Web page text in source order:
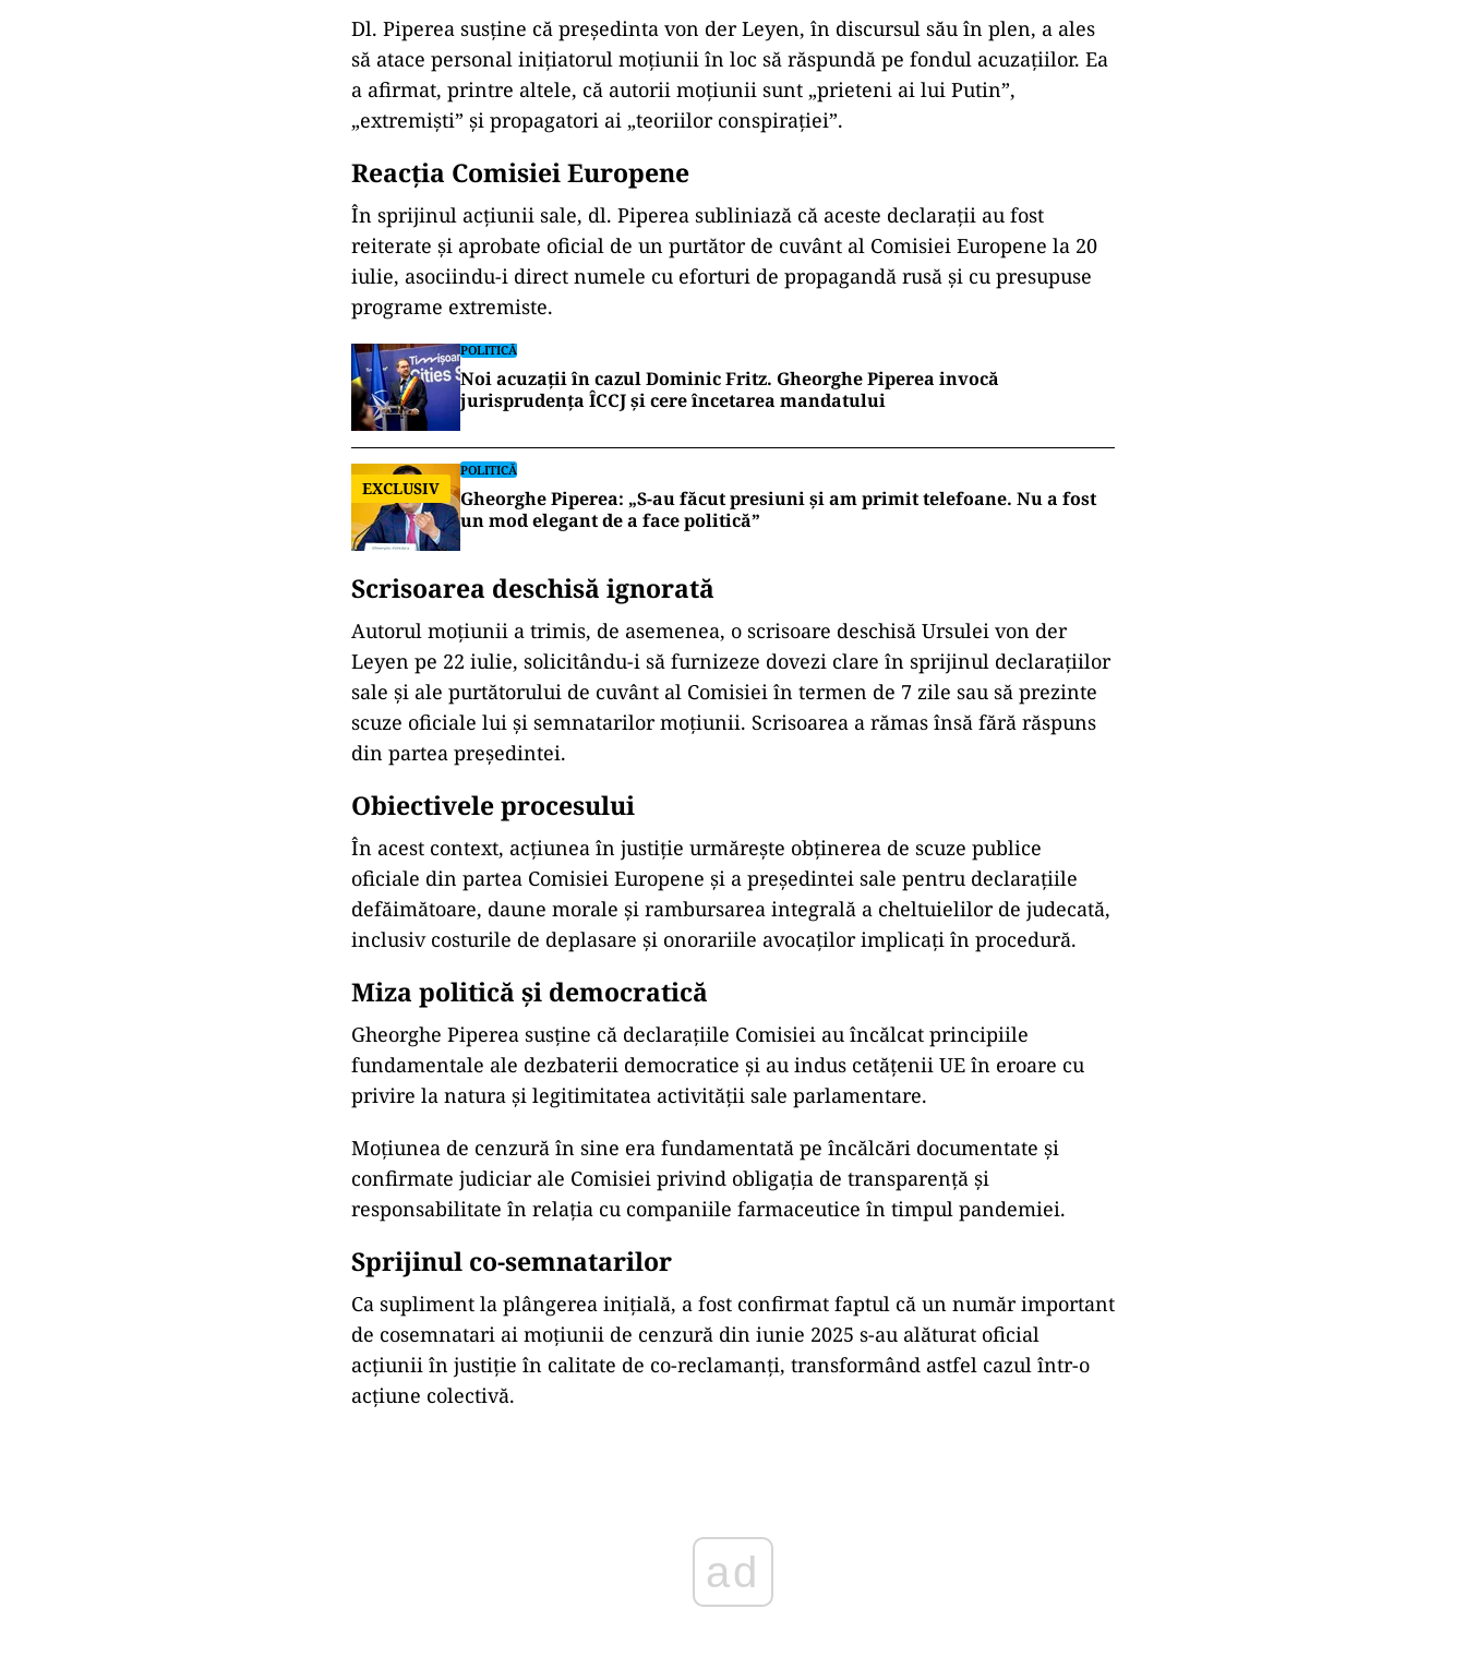
Dl. Piperea susține că președinta von der Leyen, în discursul său în plen, a ales
să atace personal inițiatorul moțiunii în loc să răspundă pe fondul acuzațiilor. Ea
a afirmat, printre altele, că autorii moțiunii sunt „prieteni ai lui Putin”,
„extremiști” și propagatori ai „teoriilor conspirației”.
Reacția Comisiei Europene
În sprijinul acțiunii sale, dl. Piperea subliniază că aceste declarații au fost
reiterate și aprobate oficial de un purtător de cuvânt al Comisiei Europene la 20
iulie, asociindu-i direct numele cu eforturi de propagandă rusă și cu presupuse
programe extremiste.
POLITICĂ
Noi acuzații în cazul Dominic Fritz. Gheorghe Piperea invocă
jurisprudența ÎCCJ și cere încetarea mandatului
EXCLUSIV
POLITICĂ
Gheorghe Piperea: „S-au făcut presiuni și am primit telefoane. Nu a fost
un mod elegant de a face politică”
Scrisoarea deschisă ignorată
Autorul moțiunii a trimis, de asemenea, o scrisoare deschisă Ursulei von der
Leyen pe 22 iulie, solicitându-i să furnizeze dovezi clare în sprijinul declarațiilor
sale și ale purtătorului de cuvânt al Comisiei în termen de 7 zile sau să prezinte
scuze oficiale lui și semnatarilor moțiunii. Scrisoarea a rămas însă fără răspuns
din partea președintei.
Obiectivele procesului
În acest context, acțiunea în justiție urmărește obținerea de scuze publice
oficiale din partea Comisiei Europene și a președintei sale pentru declarațiile
defăimătoare, daune morale și rambursarea integrală a cheltuielilor de judecată,
inclusiv costurile de deplasare și onorariile avocaților implicați în procedură.
Miza politică și democratică
Gheorghe Piperea susține că declarațiile Comisiei au încălcat principiile
fundamentale ale dezbaterii democratice și au indus cetățenii UE în eroare cu
privire la natura și legitimitatea activității sale parlamentare.
Moțiunea de cenzură în sine era fundamentată pe încălcări documentate și
confirmate judiciar ale Comisiei privind obligația de transparență și
responsabilitate în relația cu companiile farmaceutice în timpul pandemiei.
Sprijinul co-semnatarilor
Ca supliment la plângerea inițială, a fost confirmat faptul că un număr important
de cosemnatari ai moțiunii de cenzură din iunie 2025 s-au alăturat oficial
acțiunii în justiție în calitate de co-reclamanți, transformând astfel cazul într-o
acțiune colectivă.
ad